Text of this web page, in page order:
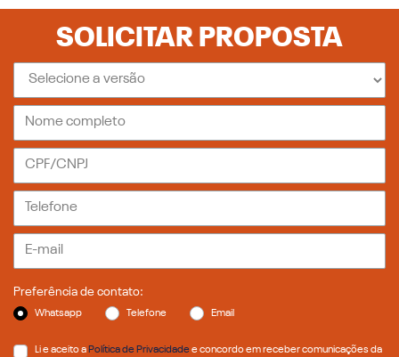
SOLICITAR PROPOSTA
Preferência de contato:
Whatsapp Telefone Email
Li e aceito aPolítica de Privacidadee concordo em receber comunicações da